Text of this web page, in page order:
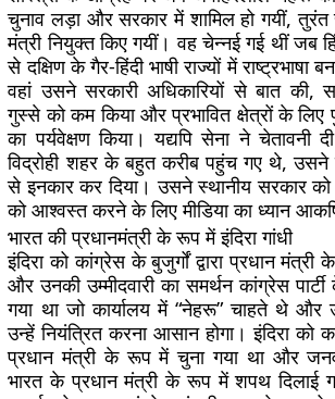
चुनाव लड़ा और सरकार में शामिल हो गयीं,
मंत्री नियुक्त किए गयीं। वह चेन्नई गई थीं जब
से दक्षिण के गैर-हिंदी भाषी राज्यों में राष्ट्रभाषा
वहां उसने सरकारी अधिकारियों से बात की,
गुस्से को कम किया और प्रभावित क्षेत्रों के लिए
का पर्यवेक्षण किया। यद्यपि सेना ने चेतावनी
विद्रोही शहर के बहुत करीब पहुंच गए थे, उसने
से इनकार कर दिया। उसने स्थानीय सरकार को
को आश्वस्त करने के लिए मीडिया का ध्यान
भारत की प्रधानमंत्री के रूप में इंदिरा गांधी
इंदिरा को कांग्रेस के बुजुर्गों द्वारा प्रधान
और उनकी उम्मीदवारी का समर्थन कांग्रेस पार्टी
गया था जो कार्यालय में “नेहरू” चाहते थे और
उन्हें नियंत्रित करना आसान होगा। इंदिरा को
प्रधान मंत्री के रूप में चुना गया था और
भारत के प्रधान मंत्री के रूप में शपथ दिलाई